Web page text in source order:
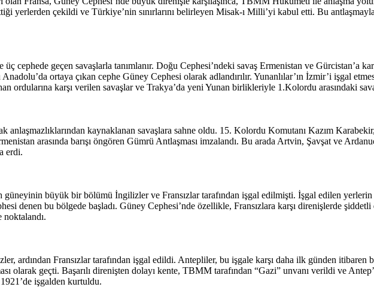
yerlerden çekildi ve Türkiye’nin sınırlarını belirleyen Misak-ı Milli’yi kabul etti. Bu
cephede geçen savaşlarla tanımlanır. Doğu Cephesi’ndeki savaş Ermenistan ve Gürcistan’a
ortaya çıkan cephe Güney Cephesi olarak adlandırılır. Yunanlılar’ın İzmir’i işgal
ordularına karşı verilen savaşlar ve Trakya’da yeni Yunan birlikleriyle 1.Kolordu arasındaki
anlaşmazlıklarından kaynaklanan savaşlara sahne oldu. 15. Kolordu Komutanı Kazım
arasında barışı öngören Gümrü Antlaşması imzalandı. Bu arada Artvin, Şavşat ve
erdi.
büyük bir bölümü İngilizler ve Fransızlar tarafından işgal edilmişti. İşgal edilen yerlerin
denen bu bölgede başladı. Güney Cephesi’nde özellikle, Fransızlara karşı direnişlerde
noktalandı.
ardından Fransızlar tarafından işgal edildi. Antepliler, bu işgale karşı daha ilk günden
olarak geçti. Başarılı direnişten dolayı kente, TBMM tarafından “Gazi” unvanı verildi ve
1921’de işgalden kurtuldu.